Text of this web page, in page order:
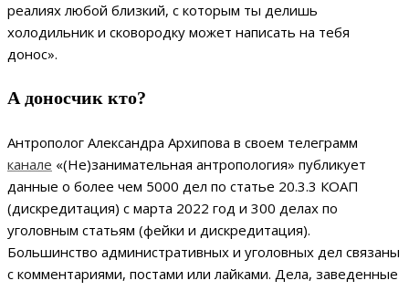
реалиях любой близкий, с которым ты делишь
холодильник и сковородку может написать на тебя
донос».
А доносчик кто?
Антрополог Александра Архипова в своем телеграмм
канале «(Не)занимательная антропология» публикует
данные о более чем 5000 дел по статье 20.3.3 КОАП
(дискредитация) с марта 2022 год и 300 делах по
уголовным статьям (фейки и дискредитация).
Большинство административных и уголовных дел связаны
с комментариями, постами или лайками. Дела, заведенные